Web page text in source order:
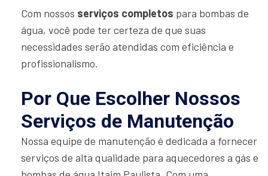
Com nossos serviços completos para bombas de
água, você pode ter certeza de que suas
necessidades serão atendidas com eficiência e
profissionalismo.
Por Que Escolher Nossos
Serviços de Manutenção
Nossa equipe de manutenção é dedicada a fornecer
serviços de alta qualidade para aquecedores a gás e